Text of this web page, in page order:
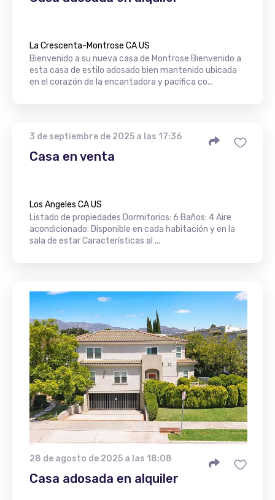
La Crescenta-Montrose CA US
Bienvenido a su nueva casa de Montrose Bienvenido a
esta casa de estilo adosado bien mantenido ubicada
en el corazón de la encantadora y pacífica co...
3 de septiembre de 2025 a las 17:36
Casa en venta
Los Angeles CA US
Listado de propiedades Dormitorios: 6 Baños: 4 Aire
acondicionado: Disponible en cada habitación y en la
sala de estar Características al ...
28 de agosto de 2025 a las 18:08
Casa adosada en alquiler